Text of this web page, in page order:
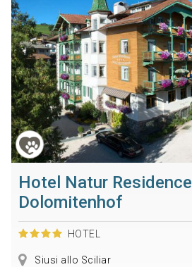
Hotel Natur Residence
Dolomitenhof
HOTEL
Siusi allo Sciliar